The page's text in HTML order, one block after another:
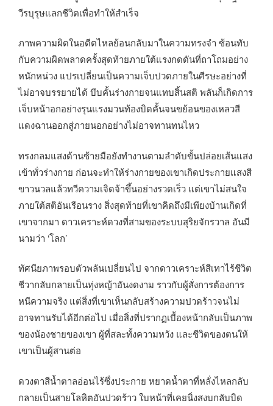
วีรบุรุษแลกชีวิตเพื่อทำให้สำเร็จ
ภาพความผิดในอดีตไหลย้อนกลับมาในความทรงจำ ซ้อนทับ
กับความผิดพลาดครั้งสุดท้ายภายใต้แรงกดดันที่ถาโถมอย่าง
หนักหน่วง แปรเปลี่ยนเป็นความเจ็บปวดภายในศีรษะอย่างที่
ไม่อาจบรรยายได้ บีบคั้นร่างกายจนแทบสิ้นสติ พลันก็เกิดการ
เจ็บหน้าอกอย่างรุนแรงมวนท้องบิดคั้นจนขย้อนของเหลวสี
แดงฉานออกสู่ภายนอกอย่างไม่อาจทานทนไหว
ทรงกลมแสงด้านซ้ายมือยังทำงานตามลำดับขั้นปล่อยเส้นแสง
เข้าทั่วร่างกาย ก่อนจะทำให้ร่างกายของเขาเกิดประกายแสงสี
ขาวนวลแล้วทวีความเจิดจ้าขึ้นอย่างรวดเร็ว แต่เขาไม่สนใจ
ภายใต้สติอันเรือนราง สิ่งสุดท้ายที่เขาคิดถึงมีเพียงบ้านเกิดที่
เขาจากมา ดาวเคราะห์ดวงที่สามของระบบสุริยจักรวาล อันมี
นามว่า ‘โลก’
ทัศนียภาพรอบตัวพลันเปลี่ยนไป จากดาวเคราะห์สีเทาไร้ชีวิต
ชีวากลับกลายเป็นทุ่งหญ้าอันงดงาม ราวกับผู้สั่งการต้องการ
หนีความจริง แต่สิ่งที่เขาเห็นกลับสร้างความปวดร้าวจนไม่
อาจทานรับได้อีกต่อไป เมื่อสิ่งที่ปรากฏเบื้องหน้ากลับเป็นภาพ
ของน้องชายของเขา ผู้ที่สละทั้งความหวัง และชีวิตของตนให้
เขาเป็นผู้สานต่อ
ดวงตาสีน้ำตาลอ่อนไร้ซึ่งประกาย หยาดน้ำตาที่หลั่งไหลกลับ
กลายเป็นสายโลหิตอันปวดร้าว ใบหน้าที่เคยนิ่งสงบกลับบิด